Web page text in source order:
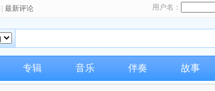
最新评论 用户名：
专辑 音乐 伴奏 故事